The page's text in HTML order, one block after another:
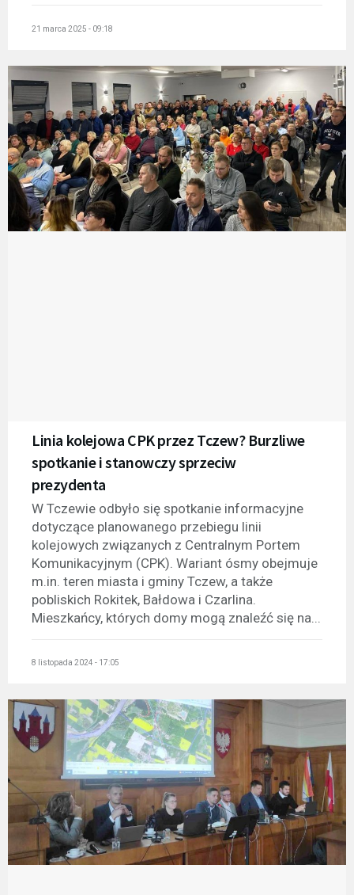
21 marca 2025 - 09:18
Linia kolejowa CPK przez Tczew? Burzliwe
spotkanie i stanowczy sprzeciw
prezydenta
W Tczewie odbyło się spotkanie informacyjne
dotyczące planowanego przebiegu linii
kolejowych związanych z Centralnym Portem
Komunikacyjnym (CPK). Wariant ósmy obejmuje
m.in. teren miasta i gminy Tczew, a także
pobliskich Rokitek, Bałdowa i Czarlina.
Mieszkańcy, których domy mogą znaleźć się na...
8 listopada 2024 - 17:05